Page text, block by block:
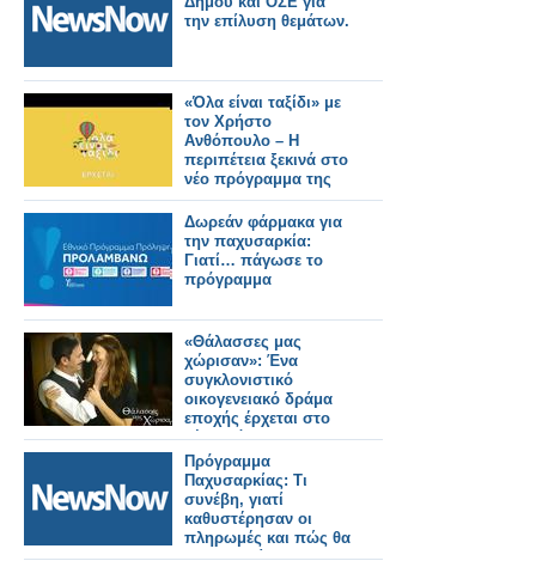
την επίλυση θεμάτων.
«Όλα είναι ταξίδι» με
τον Χρήστο
Ανθόπουλο – Η
περιπέτεια ξεκινά στο
νέο πρόγραμμα της
ΕΡΤ
Δωρεάν φάρμακα για
την παχυσαρκία:
Γιατί… πάγωσε το
πρόγραμμα
«Θάλασσες μας
χώρισαν»: Ένα
συγκλονιστικό
οικογενειακό δράμα
εποχής έρχεται στο
νέο πρόγραμμα της
ΕΡΤ
Πρόγραμμα
Παχυσαρκίας: Τι
συνέβη, γιατί
καθυστέρησαν οι
πληρωμές και πώς θα
συνεχιστεί